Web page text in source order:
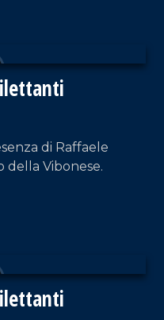
di Raffaele
della Vibonese.